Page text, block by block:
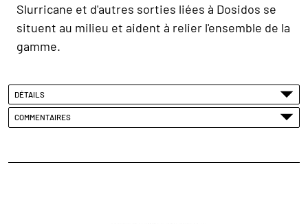
Slurricane et d'autres sorties liées à Dosidos se
situent au milieu et aident à relier l'ensemble de la
gamme.
DÉTAILS
COMMENTAIRES